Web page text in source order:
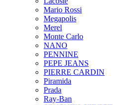
Mario Rossi
Megapolis
Merel
Monte Carlo
NANO
PENNINE
PEPE JEANS
PIERRE CARDIN
Piramida
Prada
Ray-Ban